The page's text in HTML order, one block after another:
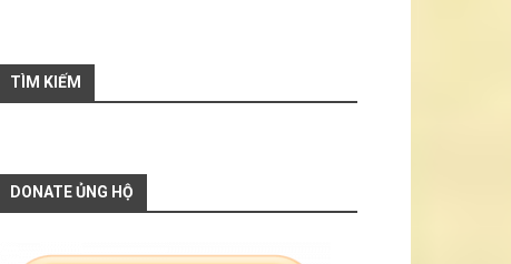
TÌM KIẾM
DONATE ỦNG HỘ